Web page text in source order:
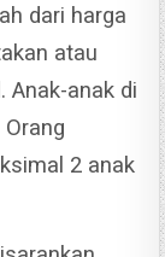
dari harga
atau
Anak-anak di
2 anak